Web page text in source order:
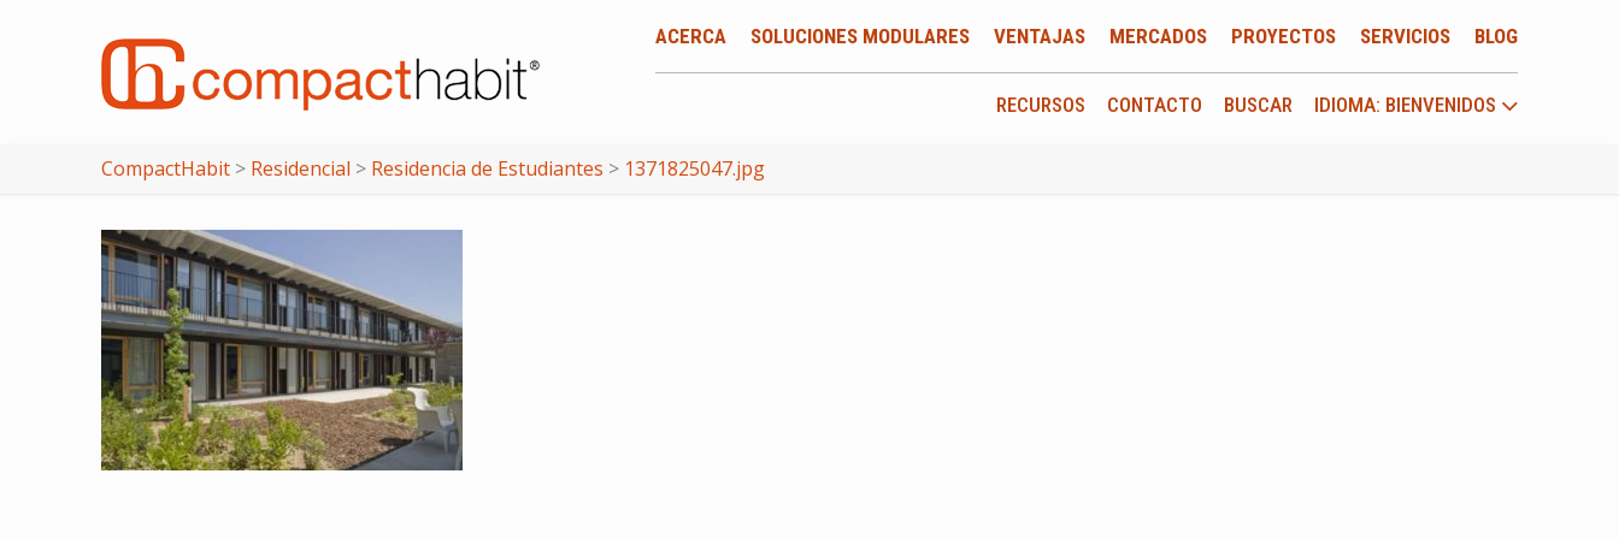
ACERCA SOLUCIONES MODULARES VENTAJAS MERCADOS PROYECTOS SERVICIOS BLOG
RECURSOS CONTACTO BUSCAR IDIOMA: BIENVENIDOS
CompactHabit > Residencial > Residencia de Estudiantes > 1371825047.jpg